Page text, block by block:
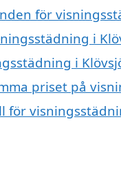
för
i
i
priset på
för